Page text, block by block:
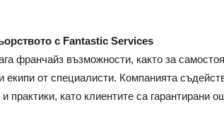
с Fantastic Services
франчайз възможности, както за
от специалисти. Компанията
практики, като клиентите са гарантирани